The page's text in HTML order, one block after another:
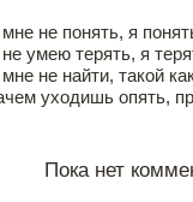
не понять, я
умею терять, я
не найти, такой
уходишь опять,
Пока нет